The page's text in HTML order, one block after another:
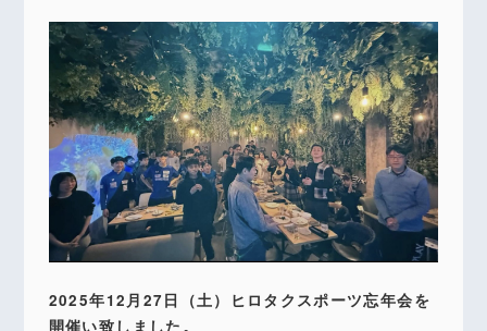
2025年12月27日（土）ヒロタクスポーツ忘年会を
開催い致しました。